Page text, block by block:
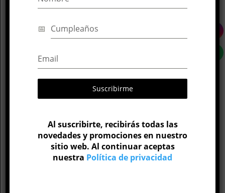
Información adicional
Parte del cuerpo
Material
Titanio
16G
Suscribirme
Al suscribirte, recibirás todas las
novedades y promociones en nuestro
sitio web. Al continuar aceptas
nuestra Política de privacidad